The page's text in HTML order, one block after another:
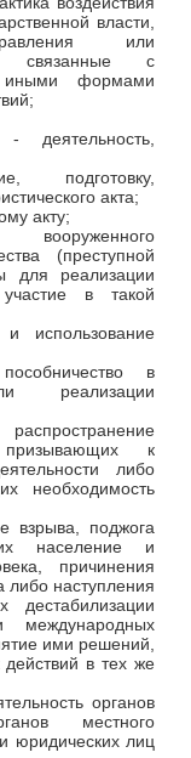
власти,
или
связанные с
формами
- деятельность,
подготовку,
акта;
акту;
(преступной
для реализации
в такой
использование
в
реализации
к
либо
необходимость
взрыва, поджога
население и
причинения
либо наступления
международных
ими решений,
в тех же
органов
местного
юридических лиц